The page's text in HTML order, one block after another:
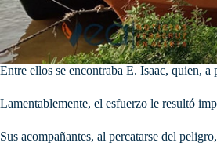
Entre ellos se encontraba E. Isaac, quien,
Lamentablemente, el esfuerzo le resultó
Sus acompañantes, al percatarse del